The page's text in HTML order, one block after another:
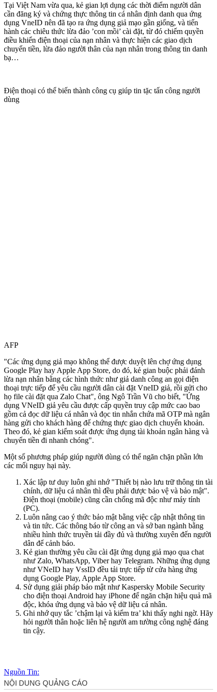
Tại Việt Nam vừa qua, kẻ gian lợi dụng các thời điểm người dân
cần đăng ký và chứng thực thông tin cá nhân định danh qua ứng
dụng VneID nên đã tạo ra ứng dụng giả mạo gần giống, và tiến
hành các chiêu thức lừa đảo ’con mồi’ cài đặt, từ đó chiếm quyền
điều khiển điện thoại của nạn nhân và thực hiện các giao dịch
chuyển tiền, lừa đảo người thân của nạn nhân trong thông tin danh
bạ…
Điện thoại có thể biến thành công cụ giúp tin tặc tấn công người
dùng
AFP
"Các ứng dụng giả mạo không thể được duyệt lên chợ ứng dụng
Google Play hay Apple App Store, do đó, kẻ gian buộc phải đánh
lừa nạn nhân bằng các hình thức như giả danh công an gọi điện
thoại trực tiếp để yêu cầu người dân cài đặt VneID giả, rồi gửi cho
họ file cài đặt qua Zalo Chat", ông Ngô Trần Vũ cho biết, "Ứng
dụng VNeID giả yêu cầu được cấp quyền truy cập mức cao bao
gồm cả đọc dữ liệu cá nhân và đọc tin nhắn chứa mã OTP mà ngân
hàng gửi cho khách hàng để chứng thực giao dịch chuyển khoản.
Theo đó, kẻ gian kiểm soát được ứng dụng tài khoản ngân hàng và
chuyển tiền đi nhanh chóng".
Một số phương pháp giúp người dùng có thể ngăn chặn phần lớn
các mối nguy hại này.
Xác lập tư duy luôn ghi nhớ "Thiết bị nào lưu trữ thông tin tài
chính, dữ liệu cá nhân thì đều phải được bảo vệ và bảo mật".
Điện thoại (mobile) cũng cần chống mã độc như máy tính
(PC).
Luôn nâng cao ý thức bảo mật bằng việc cập nhật thông tin
và tin tức. Các thông báo từ công an và sở ban ngành bằng
nhiều hình thức truyền tải đầy đủ và thường xuyên đến người
dân để cảnh báo.
Kẻ gian thường yêu cầu cài đặt ứng dụng giả mạo qua chat
như Zalo, WhatsApp, Viber hay Telegram. Những ứng dụng
như VNeID hay VssID đều tải trực tiếp từ cửa hàng ứng
dụng Google Play, Apple App Store.
Sử dụng giải pháp bảo mật như Kaspersky Mobile Security
cho điện thoại Android hay iPhone để ngăn chặn hiệu quả mã
độc, khóa ứng dụng và bảo vệ dữ liệu cá nhân.
Ghi nhớ quy tắc ’chậm lại và kiểm tra’ khi thấy nghi ngờ. Hãy
hỏi người thân hoặc liên hệ người am tường công nghệ đáng
tin cậy.
Nguồn Tin: